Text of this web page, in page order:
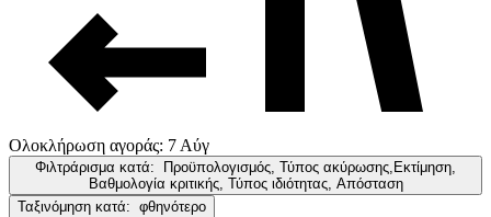
Ολοκλήρωση αγοράς: 7 Αύγ
Φιλτράρισμα κατά:
Προϋπολογισμός, Τύπος ακύρωσης,Εκτίμηση,
Βαθμολογία κριτικής, Τύπος ιδιότητας, Απόσταση
Ταξινόμηση κατά: φθηνότερο